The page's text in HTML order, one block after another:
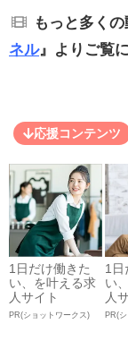
もっと多く
ネル』よりご覧
応援コンテンツ
1日だけ働きた
い、を叶える求
人サイト
PR(ショットワークス)
1日
い
人
PR(